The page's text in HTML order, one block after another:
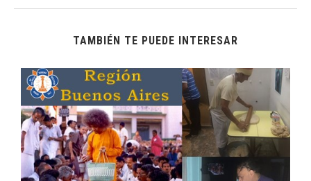
TAMBIÉN TE PUEDE INTERESAR